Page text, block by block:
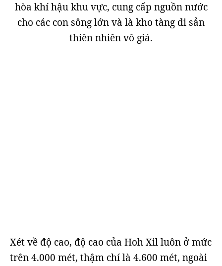
hòa khí hậu khu vực, cung cấp nguồn nước
cho các con sông lớn và là kho tàng di sản
thiên nhiên vô giá.
Xét về độ cao, độ cao của Hoh Xil luôn ở mức
trên 4.000 mét, thậm chí là 4.600 mét, ngoài